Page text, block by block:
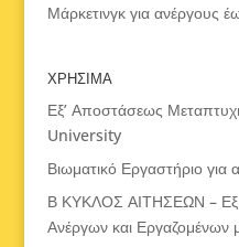
Μάρκετινγκ για ανέργους
ΧΡΗΣΙΜΑ
Εξ’ Αποστάσεως
University
Βιωματικό Εργαστήριο
Β ΚΥΚΛΟΣ ΑΙΤΗΣΕΩΝ –
Ανέργων και Εργαζομένων